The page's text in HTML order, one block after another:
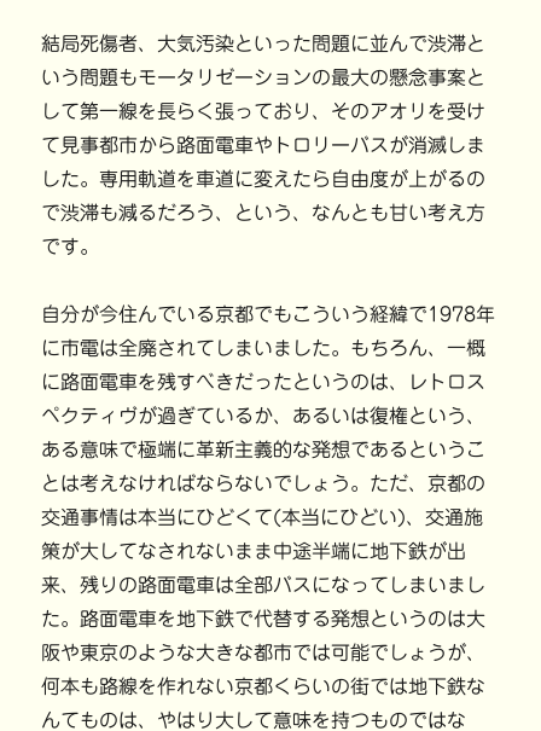
結局死傷者、大気汚染といった問題に並んで渋滞と
いう問題もモータリゼーションの最大の懸念事案と
して第一線を長らく張っており、そのアオリを受け
て見事都市から路面電車やトロリーバスが消滅しま
した。専用軌道を車道に変えたら自由度が上がるの
で渋滞も減るだろう、という、なんとも甘い考え方
です。
自分が今住んでいる京都でもこういう経緯で1978年
に市電は全廃されてしまいました。もちろん、一概
に路面電車を残すべきだったというのは、レトロス
ペクティヴが過ぎているか、あるいは復権という、
ある意味で極端に革新主義的な発想であるというこ
とは考えなければならないでしょう。ただ、京都の
交通事情は本当にひどくて(本当にひどい)、交通施
策が大してなされないまま中途半端に地下鉄が出
来、残りの路面電車は全部バスになってしまいまし
た。路面電車を地下鉄で代替する発想というのは大
阪や東京のような大きな都市では可能でしょうが、
何本も路線を作れない京都くらいの街では地下鉄な
んてものは、やはり大して意味を持つものではな